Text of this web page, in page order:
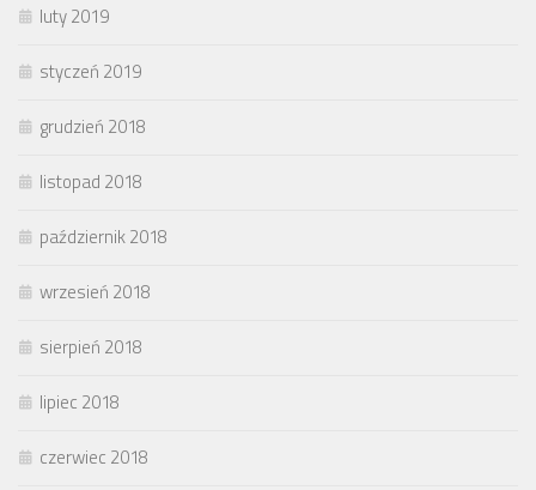
luty 2019
styczeń 2019
grudzień 2018
listopad 2018
październik 2018
wrzesień 2018
sierpień 2018
lipiec 2018
czerwiec 2018